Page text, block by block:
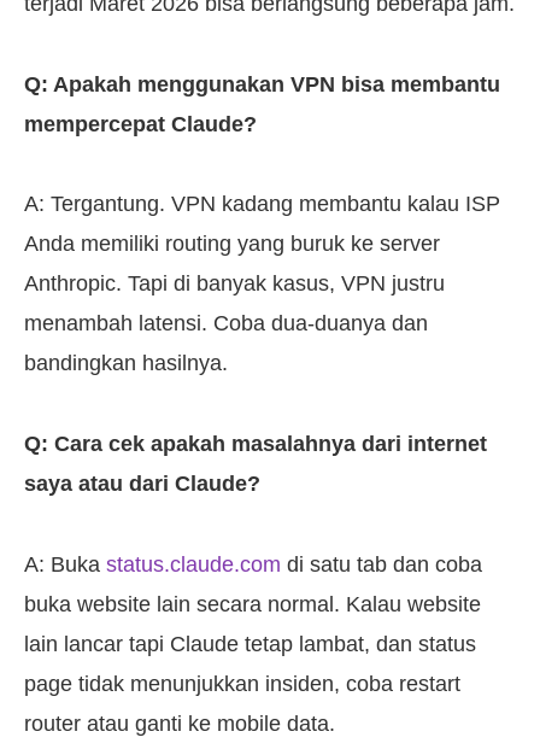
Q: Apakah menggunakan VPN bisa membantu
mempercepat Claude?
A: Tergantung. VPN kadang membantu kalau ISP
Anda memiliki routing yang buruk ke server
Anthropic. Tapi di banyak kasus, VPN justru
menambah latensi. Coba dua-duanya dan
bandingkan hasilnya.
Q: Cara cek apakah masalahnya dari internet
saya atau dari Claude?
A: Buka status.claude.com di satu tab dan coba
buka website lain secara normal. Kalau website
lain lancar tapi Claude tetap lambat, dan status
page tidak menunjukkan insiden, coba restart
router atau ganti ke mobile data.